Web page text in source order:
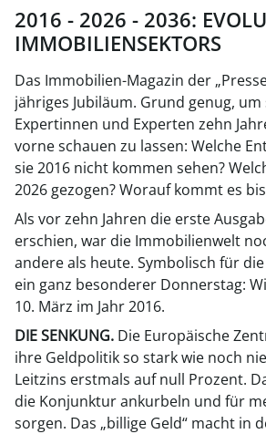
2016 - 2026 - 2036:
IMMOBILIENSEKTORS
Das Immobilien-Magazin der
jähriges Jubiläum. Grund genug,
Expertinnen und Experten zehn
vorne schauen zu lassen: Welche
sie 2016 nicht kommen sehen?
2026 gezogen? Worauf kommt es
Als vor zehn Jahren die erste
erschien, war die Immobilienwelt
andere als heute. Symbolisch für
ein ganz besonderer Donnerstag:
10. März im Jahr 2016.
DIE SENKUNG. Die Europäische
ihre Geldpolitik so stark wie noch
Leitzins erstmals auf null Prozent.
die Konjunktur ankurbeln und für
sorgen. Das „billige Geld“ macht in